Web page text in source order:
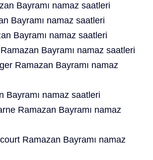
Bayramı namaz saatleri
Bayramı namaz saatleri
Bayramı namaz saatleri
Bayramı namaz saatleri
Ramazan Bayramı namaz
Bayramı namaz saatleri
Ramazan Bayramı namaz
Ramazan Bayramı namaz